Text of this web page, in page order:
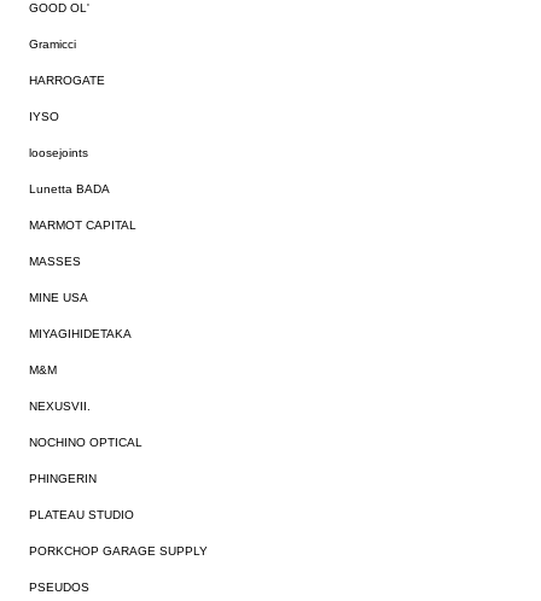
GOOD OL'
Gramicci
HARROGATE
IYSO
loosejoints
Lunetta BADA
MARMOT CAPITAL
MASSES
MINE USA
MIYAGIHIDETAKA
M&M
NEXUSVII.
NOCHINO OPTICAL
PHINGERIN
PLATEAU STUDIO
PORKCHOP GARAGE SUPPLY
PSEUDOS